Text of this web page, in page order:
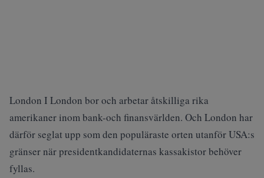
London I London bor och arbetar åtskilliga rika
amerikaner inom bank-och finansvärlden. Och London har
därför seglat upp som den populäraste orten utanför USA:s
gränser när presidentkandidaternas kassakistor behöver
fyllas.